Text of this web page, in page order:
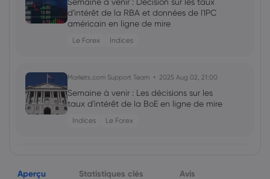
d'intérêt de la RBA et données de l'IPC
américain en ligne de mire
Le Forex Indices
Markets.com Support Team 2025 Aug 02, 21:00
Semaine à venir : Les décisions sur les
taux d'intérêt de la BoE en ligne de mire
Indices Le Forex
Semaine à venir : Les décisions sur les
Aperçu Statistiques clés Avis